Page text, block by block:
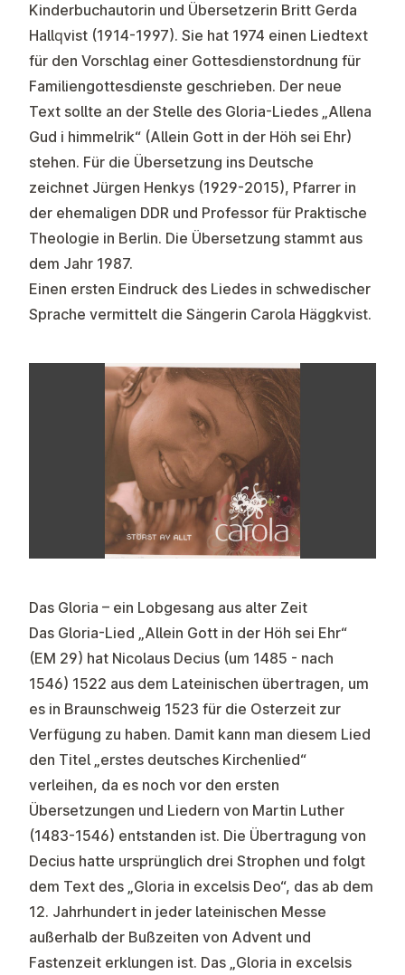
Kinderbuchautorin und Übersetzerin Britt Gerda
Hallqvist (1914-1997). Sie hat 1974 einen Liedtext
für den Vorschlag einer Gottesdienstordnung für
Familiengottesdienste geschrieben. Der neue
Text sollte an der Stelle des Gloria-Liedes „Allena
Gud i himmelrik“ (Allein Gott in der Höh sei Ehr)
stehen. Für die Übersetzung ins Deutsche
zeichnet Jürgen Henkys (1929-2015), Pfarrer in
der ehemaligen DDR und Professor für Praktische
Theologie in Berlin. Die Übersetzung stammt aus
dem Jahr 1987.
Einen ersten Eindruck des Liedes in schwedischer
Sprache vermittelt die Sängerin Carola Häggkvist.
Das Gloria – ein Lobgesang aus alter Zeit
Das Gloria-Lied „Allein Gott in der Höh sei Ehr“
(EM 29) hat Nicolaus Decius (um 1485 - nach
1546) 1522 aus dem Lateinischen übertragen, um
es in Braunschweig 1523 für die Osterzeit zur
Verfügung zu haben. Damit kann man diesem Lied
den Titel „erstes deutsches Kirchenlied“
verleihen, da es noch vor den ersten
Übersetzungen und Liedern von Martin Luther
(1483-1546) entstanden ist. Die Übertragung von
Decius hatte ursprünglich drei Strophen und folgt
dem Text des „Gloria in excelsis Deo“, das ab dem
12. Jahrhundert in jeder lateinischen Messe
außerhalb der Bußzeiten von Advent und
Fastenzeit erklungen ist. Das „Gloria in excelsis